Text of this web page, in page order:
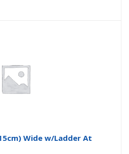
Wide w/Ladder At